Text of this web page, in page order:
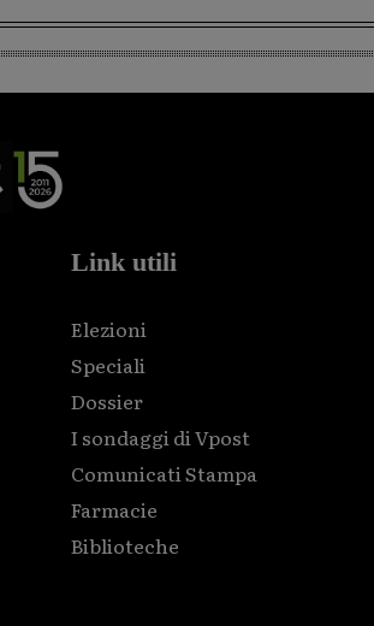
Link utili
Elezioni
Speciali
Dossier
I sondaggi di Vpost
Comunicati Stampa
Farmacie
Biblioteche